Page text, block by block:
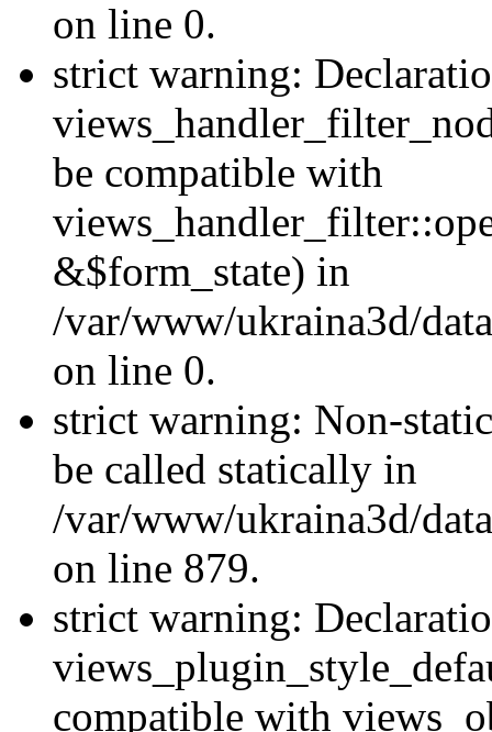
on line 0.
strict warning:
be compatible with
&$form_state) in
/var/www/ukraina3d/
on line 0.
strict warning: Non-
be called statically in
/var/www/ukraina3d/
on line 879.
strict warning:
compatible with